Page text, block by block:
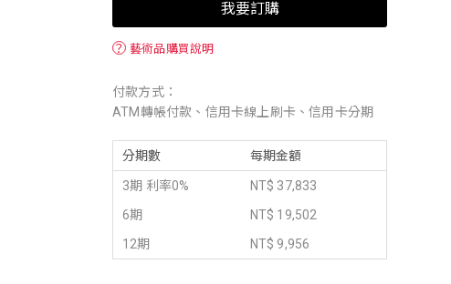
我要訂購
？ 藝術品購買說明
付款方式：
ATM轉帳付款、信用卡線上刷卡、信用卡分期
分期數 每期金額
3期 利率0%
NT$ 37,833
6期
NT$ 19,502
12期
NT$ 9,956